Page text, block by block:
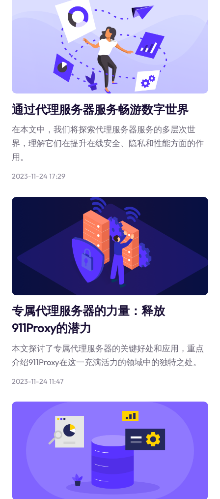
通过代理服务器服务畅游数字世界
在本文中，我们将探索代理服务器服务的多层次世
界，理解它们在提升在线安全、隐私和性能方面的作
用。
2023-11-24 17:29
专属代理服务器的力量：释放
911Proxy的潜力
本文探讨了专属代理服务器的关键好处和应用，重点
介绍911Proxy在这一充满活力的领域中的独特之处。
2023-11-24 11:47